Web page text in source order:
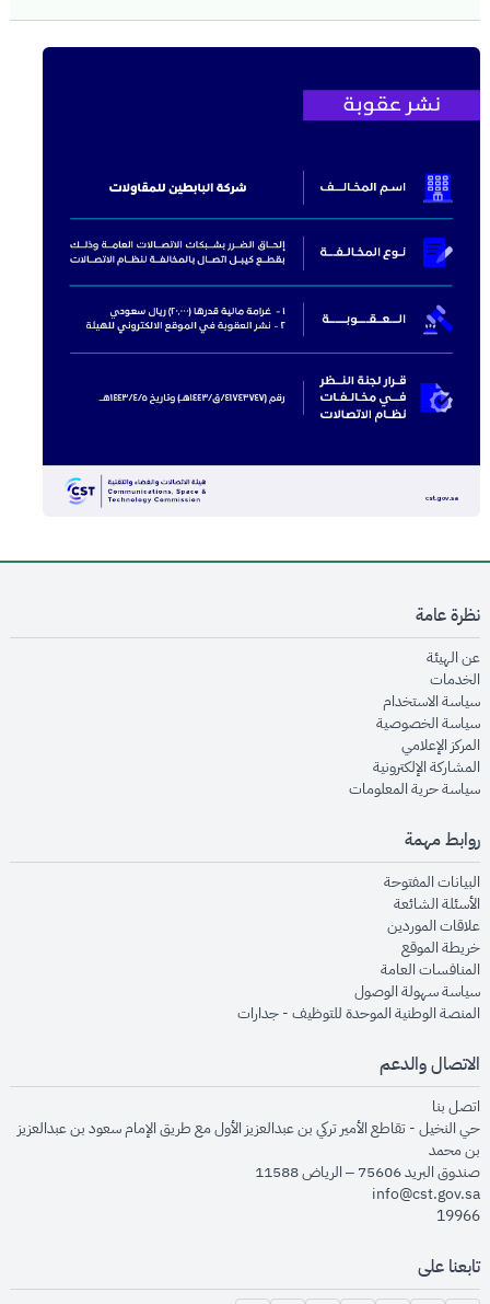
نظرة عامة
عن الهيئةopens in new window
الخدماتopens in new window
سياسة الاستخدام
سياسة الخصوصيةopens in new window
المركز الإعلاميopens in new window
المشاركة الإلكترونيةopens in new window
سياسة حرية المعلوماتopens in new window
روابط مهمة
البيانات المفتوحةopens in new window
الأسئلة الشائعةopens in new window
علاقات الموردينopens in new window
خريطة الموقعopens in new window
المنافسات العامةopens in new window
سياسة سهولة الوصولopens in new window
المنصة الوطنية الموحدة للتوظيف - جداراتopens in new window
الاتصال والدعم
اتصل بنا
حي النخيل - تقاطع الأمير تركي بن عبدالعزيز الأول مع طريق الإمام سعود بن عبدالعزيز
بن محمد
صندوق البريد 75606 – الرياض 11588
info@cst.gov.sa
19966
تابعنا على